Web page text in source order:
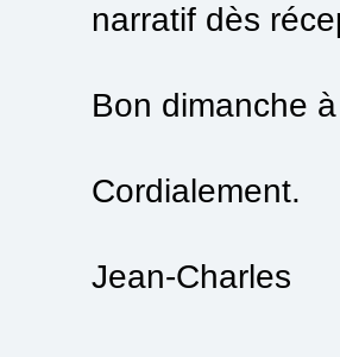
narratif dès
Bon dimanche
Cordialement.
Jean-Charles